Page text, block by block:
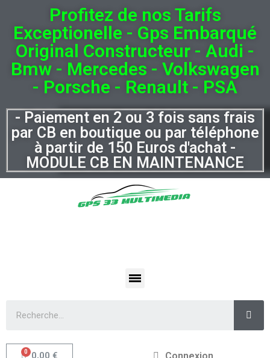
Profitez de nos Tarifs
Exceptionelle - Gps Embarqué
Original Constructeur - Audi -
Bmw - Mercedes - Volkswagen
- Porsche - Renault - PSA
- Paiement en 2 ou 3 fois sans frais
par CB en boutique ou par téléphone
à partir de 150 Euros d'achat -
MODULE CB EN MAINTENANCE